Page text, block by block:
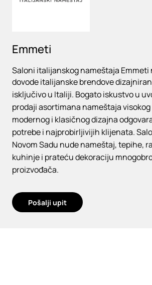
Emmeti
Saloni italijanskog nameštaja Emmeti
dovode italijanske brendove
isključivo u Italiji. Bogato iskustvo u
prodaji asortimana nameštaja
modernog i klasičnog dizajna
potrebe i najprobirljivijih klijenata.
Novom Sadu nude nameštaj, tepihe,
kuhinje i prateću dekoraciju
proizvođača.
Pošalji upit